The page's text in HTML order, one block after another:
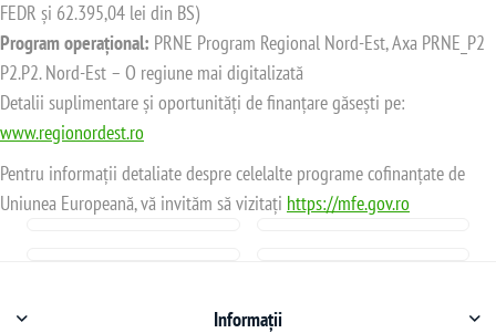
FEDR și 62.395,04 lei din BS)
Program operațional: PRNE Program Regional Nord-Est, Axa PRNE_P2
P2.P2. Nord-Est – O regiune mai digitalizată
Detalii suplimentare și oportunități de finanțare găsești pe:
www.regionordest.ro
Pentru informații detaliate despre celelalte programe cofinanțate de
Uniunea Europeană, vă invităm să vizitați https://mfe.gov.ro
Informații